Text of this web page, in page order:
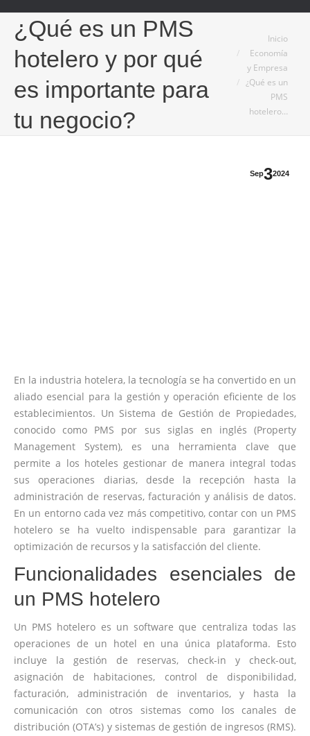
¿Qué es un PMS
hotelero y por qué
es importante para
tu negocio?
Estás aquí:Inicio
Economía
y Empresa
¿Qué es un
PMS
hotelero…
Sep32024
En la industria hotelera, la tecnología se ha convertido en un
aliado esencial para la gestión y operación eficiente de los
establecimientos. Un Sistema de Gestión de Propiedades,
conocido como PMS por sus siglas en inglés (Property
Management System), es una herramienta clave que
permite a los hoteles gestionar de manera integral todas
sus operaciones diarias, desde la recepción hasta la
administración de reservas, facturación y análisis de datos.
En un entorno cada vez más competitivo, contar con un PMS
hotelero se ha vuelto indispensable para garantizar la
optimización de recursos y la satisfacción del cliente.
Funcionalidades esenciales de
un PMS hotelero
Un PMS hotelero es un software que centraliza todas las
operaciones de un hotel en una única plataforma. Esto
incluye la gestión de reservas, check-in y check-out,
asignación de habitaciones, control de disponibilidad,
facturación, administración de inventarios, y hasta la
comunicación con otros sistemas como los canales de
distribución (OTA’s) y sistemas de gestión de ingresos (RMS).